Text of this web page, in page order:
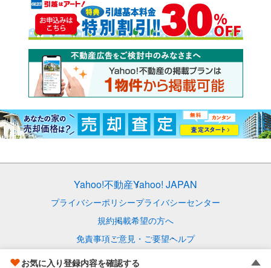
お気に入り登録内容を確認する
Yahoo!不動産Yahoo! JAPAN
プライバシーポリシープライバシーセンター
規約掲載希望の方へ
免責事項ご意見・ご要望ヘルプ
© LY Corporation